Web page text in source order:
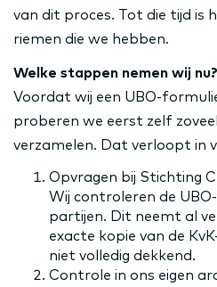
van dit proces. Tot die tijd is
riemen die we hebben.
Welke stappen nemen wij nu?
Voordat wij een UBO-
proberen we eerst zelf
verzamelen. Dat verloopt in
Opvragen bij Stichting
Wij controleren de
partijen. Dit neemt al
exacte kopie van de
niet volledig dekkend.
Controle in ons eigen